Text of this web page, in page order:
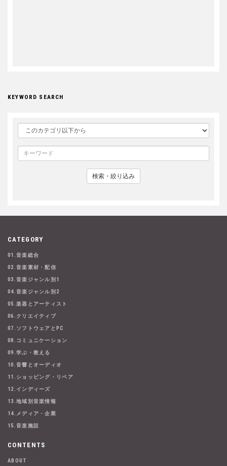
KEYWORD SEARCH
検索・絞り込み
CATEGORY
01.音楽総合
02.音楽素材・配信
03.音楽ジャンル別1
04.音楽ジャンル別2
05.楽器とアーティスト
06.クリエイティブ
07.ソフトウェアとPC
08.コミュニケーション
09.学ぶ・教える
10.音響とオーディオ
11.ショッピング・リペア
12.インディーズ
13.地域別音楽情報
14.メディア・企業
15.音楽施設
CONTENTS
ABOUT